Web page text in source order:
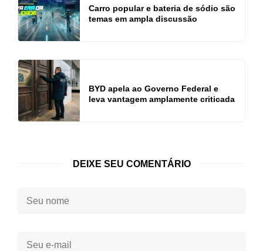
Carro popular e bateria de sódio são
temas em ampla discussão
BYD apela ao Governo Federal e
leva vantagem amplamente criticada
DEIXE SEU COMENTÁRIO
Seu
nome:
Seu